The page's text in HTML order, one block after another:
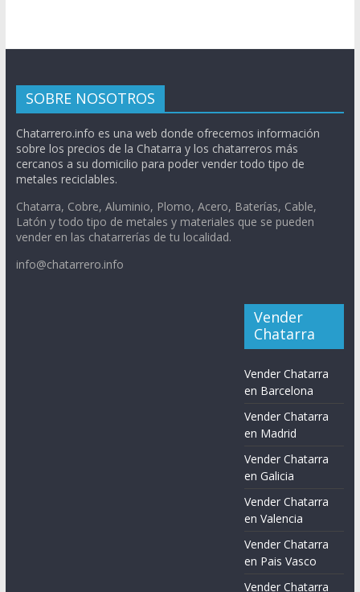
SOBRE NOSOTROS
Chatarrero.info es una web donde ofrecemos información
sobre los precios de la Chatarra y los chatarreros más
cercanos a su domicilio para poder vender todo tipo de
metales reciclables.
Chatarra, Cobre, Aluminio, Plomo, Acero, Baterías, Cable,
Latón y todo tipo de metales y materiales que se pueden
vender en las chatarrerías de tu localidad.
info@chatarrero.info
Vender
Chatarra
Vender Chatarra
en Barcelona
Vender Chatarra
en Madrid
Vender Chatarra
en Galicia
Vender Chatarra
en Valencia
Vender Chatarra
en Pais Vasco
Vender Chatarra